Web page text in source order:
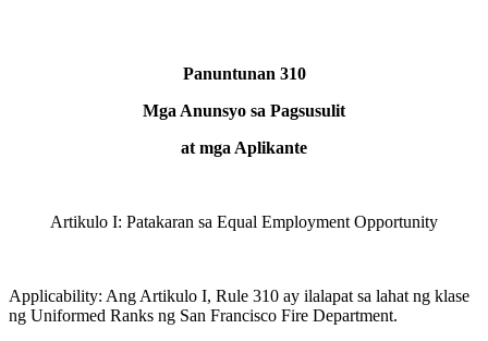
Panuntunan 310
Mga Anunsyo sa Pagsusulit
at mga Aplikante
Artikulo I: Patakaran sa Equal Employment Opportunity
Applicability: Ang Artikulo I, Rule 310 ay ilalapat sa lahat ng klase
ng Uniformed Ranks ng San Francisco Fire Department.